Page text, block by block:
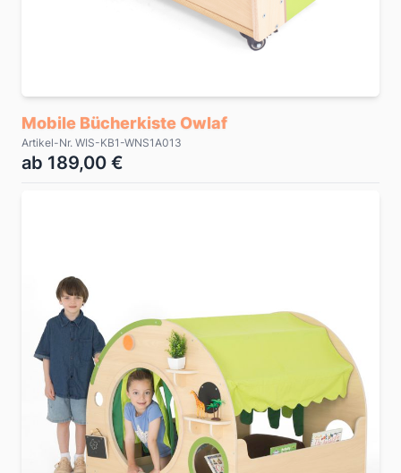
Mobile Bücherkiste Owlaf
Artikel-Nr. WIS-KB1-WNS1A013
ab 189,00 €